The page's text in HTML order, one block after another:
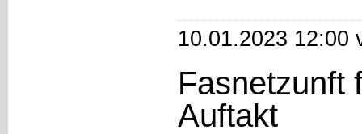
10.01.2023 12:00
Fasnetzunft
Auftakt